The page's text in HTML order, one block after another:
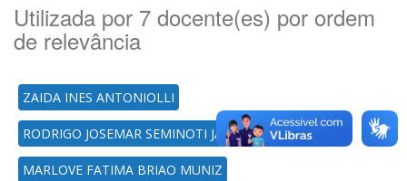
Utilizada por 7 docente(es) por ordem
de relevância
ZAIDA INES ANTONIOLLI
RODRIGO JOSEMAR SEMINOTI JACQUES
MARLOVE FATIMA BRIAO MUNIZ